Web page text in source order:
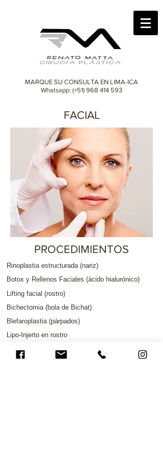
MARQUE SU CONSULTA EN LIMA-ICA
Whatsapp: (+51) 968 414 593
FACIAL
PROCEDIMIENTOS
Botox y Rellenos Faciales (ácido hialurónico)
Lifting facial (rostro)
Bichectomia (bola de Bichat)
Blefaroplastia (párpados)
Liposucción de papada
Lipo-Injerto en rostro
Rinoplastia estructurada (nariz)